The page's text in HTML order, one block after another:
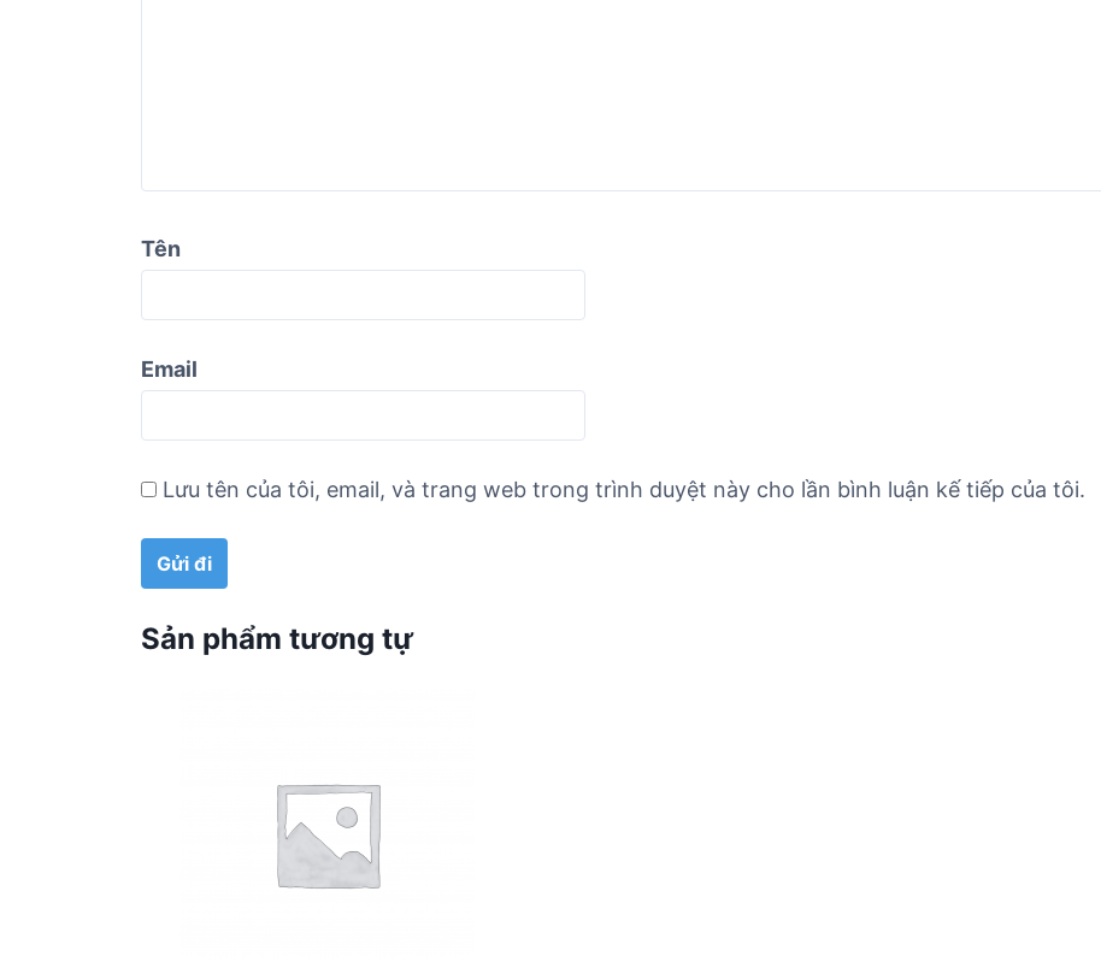
Tên
Email
Lưu tên của tôi, email, và trang web trong trình duyệt này cho lần bình luận kế tiếp của tôi.
Sản phẩm tương tự